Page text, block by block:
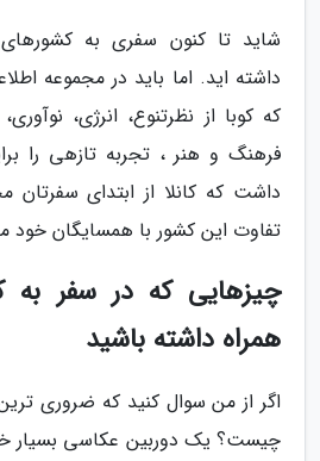
شاید تا کنون سفری به کشورهای
داشته اید. اما باید در مجموعه
که کوبا از نظرتنوع، انرژی،
فرهنگ و هنر ، تجربه تازهی را
داشت که کانلا از ابتدای
تفاوت این کشور با همسایگان خود
چیزهایی که در سفر به
همراه داشته باشید
اگر از من سوال کنید که ضروری
چیست؟ یک دوربین عکاسی بسیار